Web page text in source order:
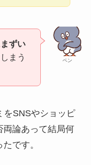
ペン
ずい
まう
をSNSやショッピ
両論あって結局何
です。